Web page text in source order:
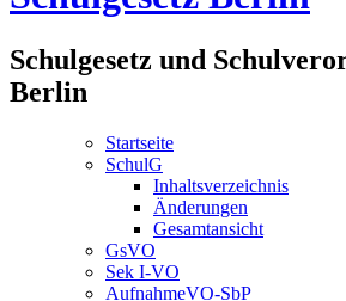
Schulgesetz und
Berlin
Startseite
SchulG
Inhaltsverzeichnis
Änderungen
Gesamtansicht
GsVO
Sek I-VO
AufnahmeVO-SbP